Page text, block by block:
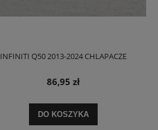
INFINITI Q50 2013-2024 CHLAPACZE
86,95 zł
DO KOSZYKA